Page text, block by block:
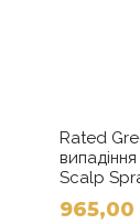
Rated
Scalp
965,00